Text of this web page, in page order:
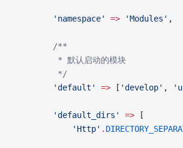
        'namespace'
=> 'Modules' ,
        /**
         * 默认启动的模块
         */
        'default'
=> [ 'develop' ,
        'default_dirs'
=> [
            'Http'
.